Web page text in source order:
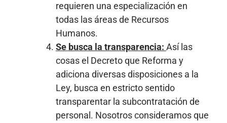
requieren una especialización en
todas las áreas de Recursos
Humanos.
Se busca la transparencia: Así las
cosas el Decreto que Reforma y
adiciona diversas disposiciones a la
Ley, busca en estricto sentido
transparentar la subcontratación de
personal. Nosotros consideramos que